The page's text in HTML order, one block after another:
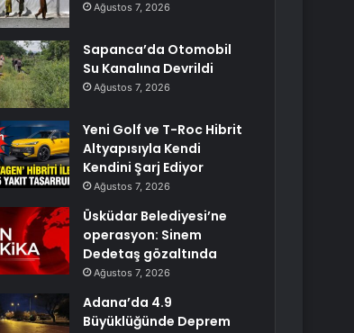
Ağustos 7, 2026
Sapanca’da Otomobil
Su Kanalına Devrildi
Ağustos 7, 2026
Yeni Golf ve T-Roc Hibrit
Altyapısıyla Kendi
Kendini Şarj Ediyor
Ağustos 7, 2026
Üsküdar Belediyesi’ne
operasyon: Sinem
Dedetaş gözaltında
Ağustos 7, 2026
Adana’da 4.9
Büyüklüğünde Deprem